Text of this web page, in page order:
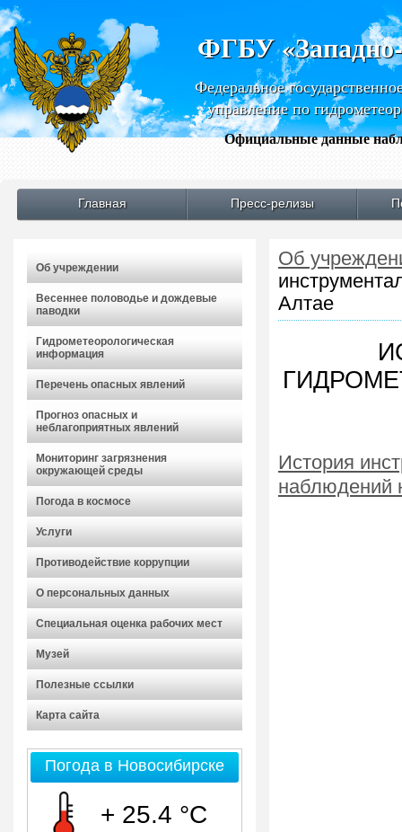
ФГБУ
Федеральное
управление по
Официальные данные
Главная Пресс-релизы
Об учреждении
Весеннее половодье и дождевые
паводки
Гидрометеорологическая
информация
Перечень опасных явлений
Прогноз опасных и
неблагоприятных явлений
Мониторинг загрязнения
окружающей среды
Погода в космосе
Услуги
Противодействие коррупции
О персональных данных
Специальная оценка рабочих мест
Музей
Полезные ссылки
Карта сайта
Погода в Новосибирске
+ 25.4 °C
Об
Алтае
История
наблюдений